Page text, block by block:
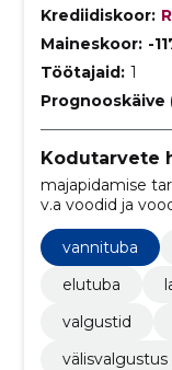
Krediidiskoor:
Maineskoor: -
Töötajaid: 1
Prognooskäive
Kodutarvete
majapidamise
v.a voodid ja
kirjutuslauad,
kontorimööbel,
vannituba
elutuba
valgustid
välisvalgustus